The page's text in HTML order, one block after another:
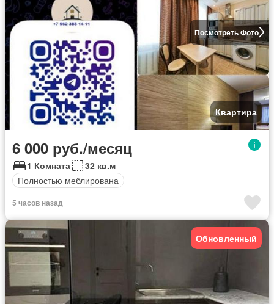
Посмотреть Фото
Квартира
6 000 руб./месяц
1 Комната
32 кв.м
Полностью меблирована
5 часов назад
Обновленный